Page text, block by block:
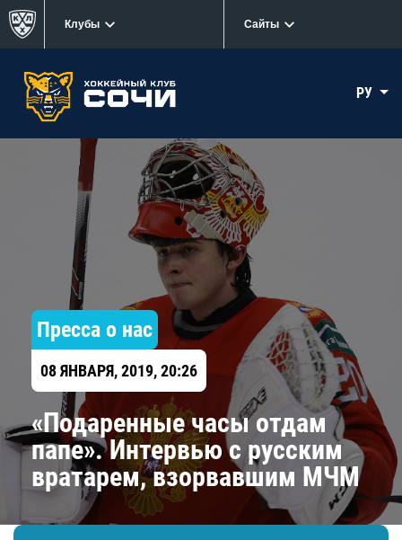
Клубы Сайты
РУ
Пресса о нас
08 ЯНВАРЯ, 2019, 20:26
«Подаренные часы отдам
папе». Интервью с русским
вратарем, взорвавшим МЧМ